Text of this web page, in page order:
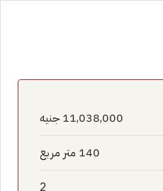
11,038,000 جنيه
140 متر مربع
2